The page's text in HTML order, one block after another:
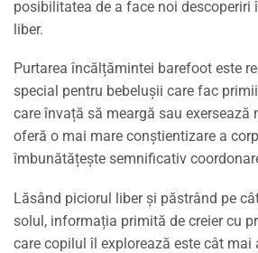
posibilitatea de a face noi descoperiri
liber.
Purtarea încălțămintei barefoot este
special pentru bebelușii care fac
care învață să meargă sau exersează
oferă o mai mare conștientizare a
îmbunătățește semnificativ
Lăsând piciorul liber și păstrând pe
solul, informația primită de creier cu
care copilul îl explorează este cât mai